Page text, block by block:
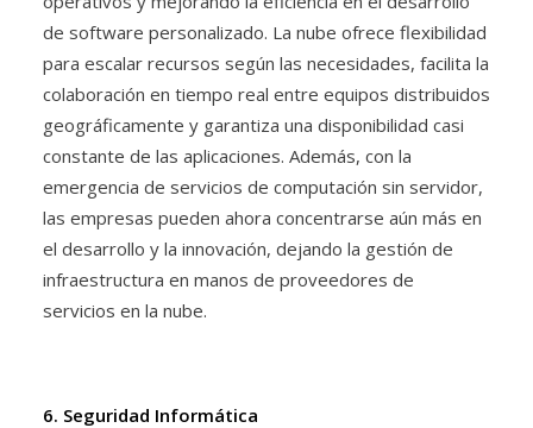
de software personalizado. La nube ofrece flexibilidad
para escalar recursos según las necesidades, facilita la
colaboración en tiempo real entre equipos distribuidos
geográficamente y garantiza una disponibilidad casi
constante de las aplicaciones. Además, con la
emergencia de servicios de computación sin servidor,
las empresas pueden ahora concentrarse aún más en
el desarrollo y la innovación, dejando la gestión de
infraestructura en manos de proveedores de
servicios en la nube.
6. Seguridad Informática